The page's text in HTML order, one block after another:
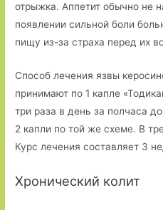
отрыжка. Аппетит обычно не
появлении сильной боли
пищу из-за страха перед их
Способ лечения язвы
принимают по 1 капле
три раза в день за полчаса
2 капли по той же схеме. В
Курс лечения составляет 3
Хронический колит